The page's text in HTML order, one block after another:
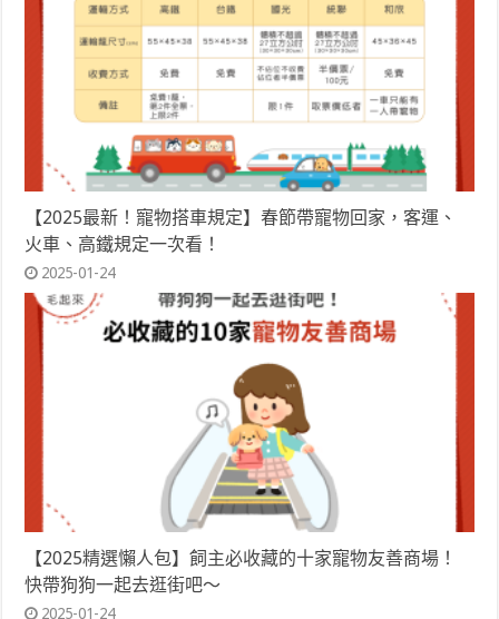
【2025最新！寵物搭車規定】春節帶寵物回家，客運、
火車、高鐵規定一次看！
2025-01-24
【2025精選懶人包】飼主必收藏的十家寵物友善商場！
快帶狗狗一起去逛街吧～
2025-01-24